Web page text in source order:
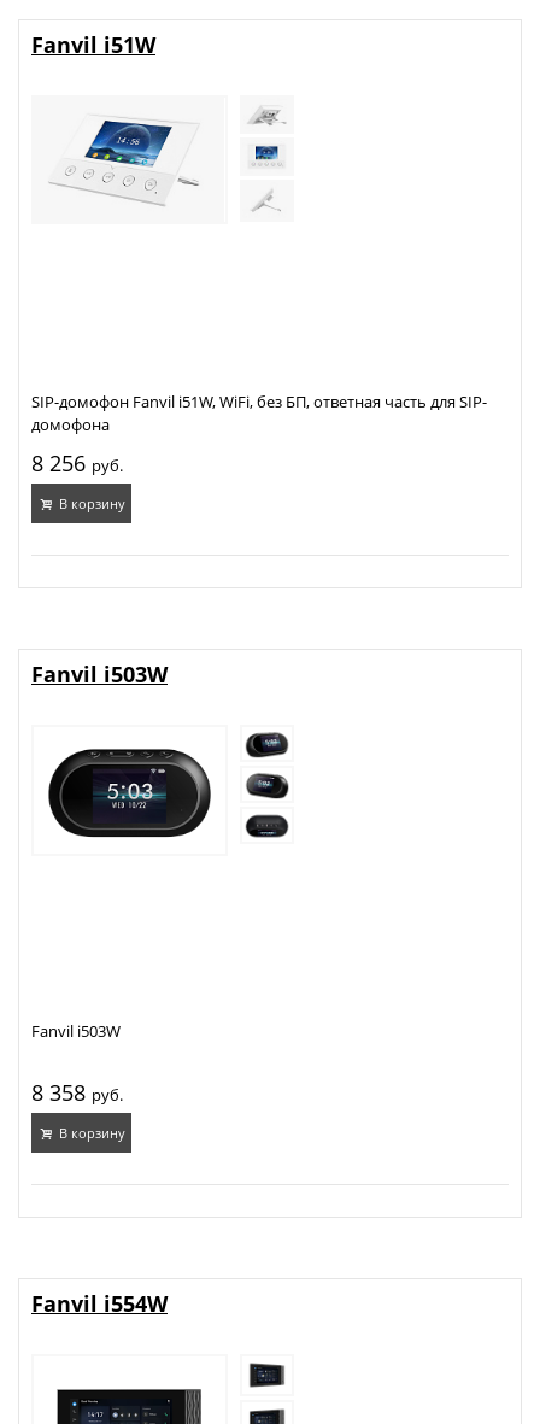
8 256 руб.
В корзину
Fanvil i51W
SIP-домофон Fanvil i51W, WiFi, без БП, ответная часть для SIP-
домофона
8 358 руб.
В корзину
Fanvil i503W
Fanvil i503W
Fanvil i554W